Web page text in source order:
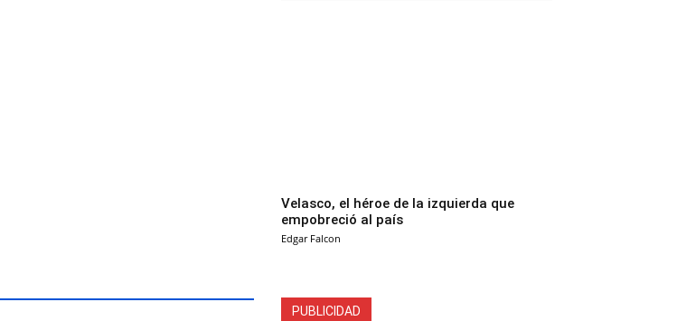
Velasco, el héroe de la izquierda que
empobreció al país
Edgar Falcon
PUBLICIDAD